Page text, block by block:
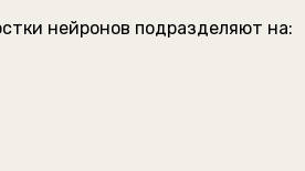
нейронов подразделяют на: